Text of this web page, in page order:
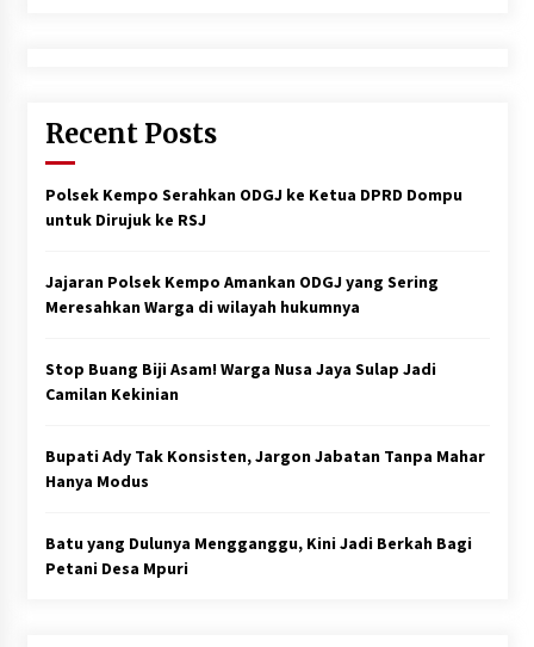
Recent Posts
Polsek Kempo Serahkan ODGJ ke Ketua DPRD Dompu
untuk Dirujuk ke RSJ
Jajaran Polsek Kempo Amankan ODGJ yang Sering
Meresahkan Warga di wilayah hukumnya
Stop Buang Biji Asam! Warga Nusa Jaya Sulap Jadi
Camilan Kekinian
Bupati Ady Tak Konsisten, Jargon Jabatan Tanpa Mahar
Hanya Modus
Batu yang Dulunya Mengganggu, Kini Jadi Berkah Bagi
Petani Desa Mpuri